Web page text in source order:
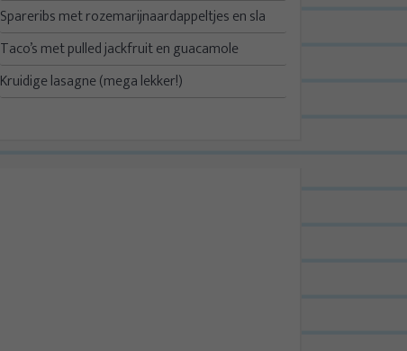
Spareribs met rozemarijnaardappeltjes en sla
Taco’s met pulled jackfruit en guacamole
Kruidige lasagne (mega lekker!)